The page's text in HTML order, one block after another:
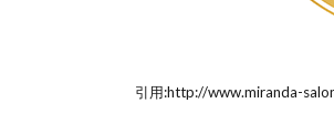
引用:http://www.miranda-